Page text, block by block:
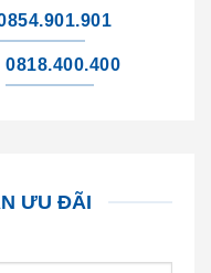
0818.400.400
ƯU ĐÃI